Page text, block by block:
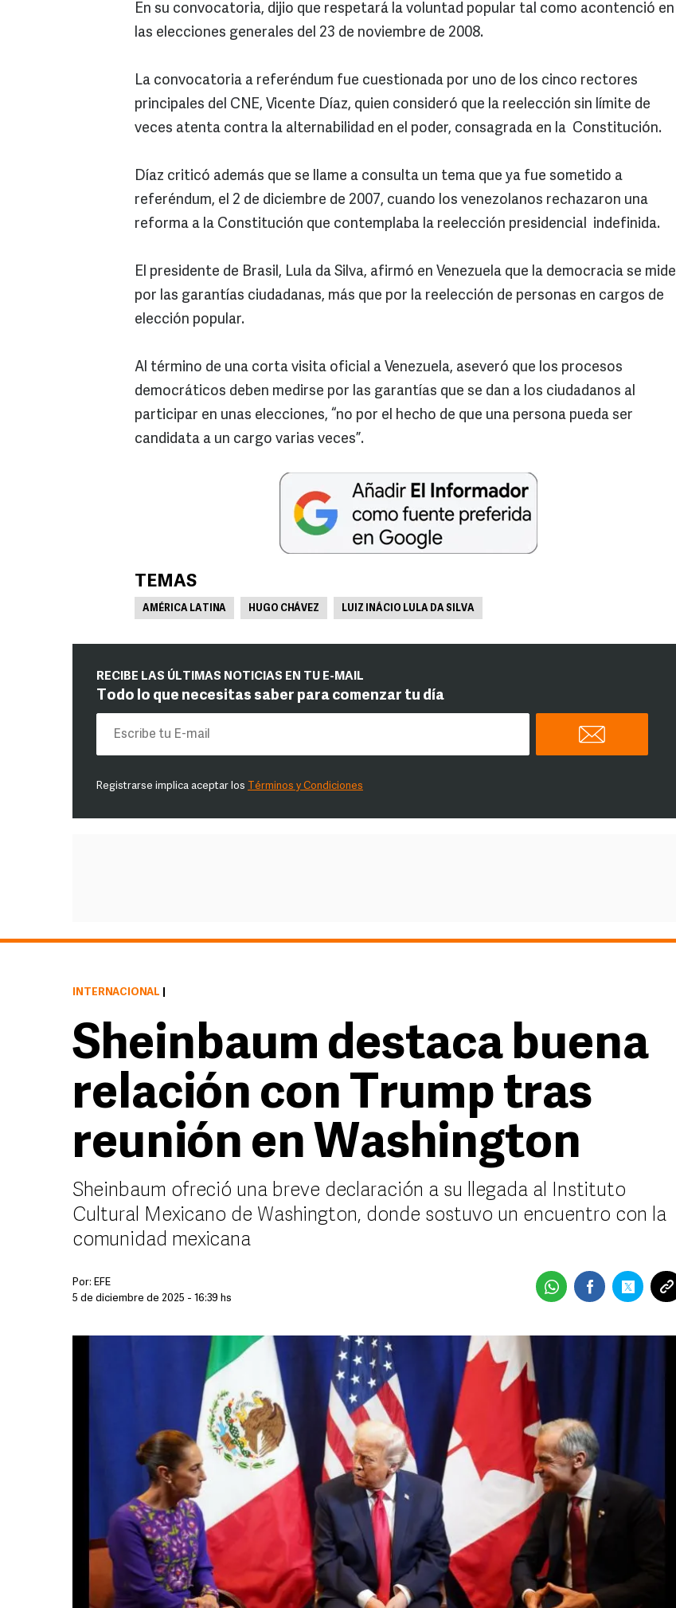
En su convocatoria, dijio que respetará la voluntad popular tal como acontenció en
las elecciones generales del 23 de noviembre de 2008.
La convocatoria a referéndum fue cuestionada por uno de los cinco rectores
principales del CNE, Vicente Díaz, quien consideró que la reelección sin límite de
veces atenta contra la alternabilidad en el poder, consagrada en la Constitución.
Díaz criticó además que se llame a consulta un tema que ya fue sometido a
referéndum, el 2 de diciembre de 2007, cuando los venezolanos rechazaron una
reforma a la Constitución que contemplaba la reelección presidencial indefinida.
El presidente de Brasil, Lula da Silva, afirmó en Venezuela que la democracia se mide
por las garantías ciudadanas, más que por la reelección de personas en cargos de
elección popular.
Al término de una corta visita oficial a Venezuela, aseveró que los procesos
democráticos deben medirse por las garantías que se dan a los ciudadanos al
participar en unas elecciones, “no por el hecho de que una persona pueda ser
candidata a un cargo varias veces”.
TEMAS
AMÉRICA LATINA HUGO CHÁVEZ LUIZ INÁCIO LULA DA SILVA
RECIBE LAS ÚLTIMAS NOTICIAS EN TU E-MAIL
Todo lo que necesitas saber para comenzar tu día
Registrarse implica aceptar los Términos y Condiciones
INTERNACIONAL
Sheinbaum destaca buena
relación con Trump tras
reunión en Washington
Sheinbaum ofreció una breve declaración a su llegada al Instituto
Cultural Mexicano de Washington, donde sostuvo un encuentro con la
comunidad mexicana
Por: EFE
5 de diciembre de 2025 - 16:39 hs